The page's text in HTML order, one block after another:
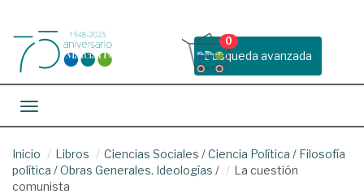
Busqueda avanzada
0
Toggle navigation
Inicio Libros Ciencias Sociales /Ciencia Política / Filosofía
política /Obras Generales. Ideologías /
La cuestión
comunista